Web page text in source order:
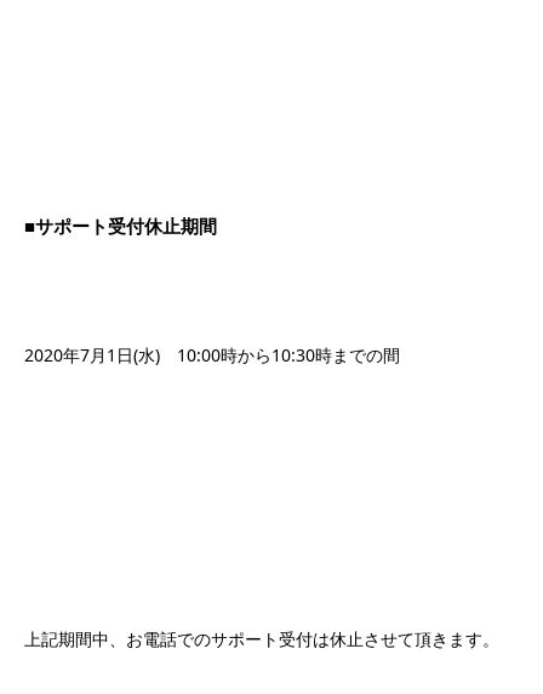
■サポート受付休止期間
2020年7月1日(水) 10:00時から10:30時までの間
上記期間中、お電話でのサポート受付は休止させて頂きます。